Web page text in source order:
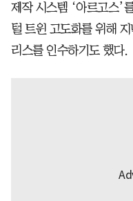
제작 시스템 ‘아르고스’
털 트윈 고도화를 위해
리스를 인수하기도 했다.